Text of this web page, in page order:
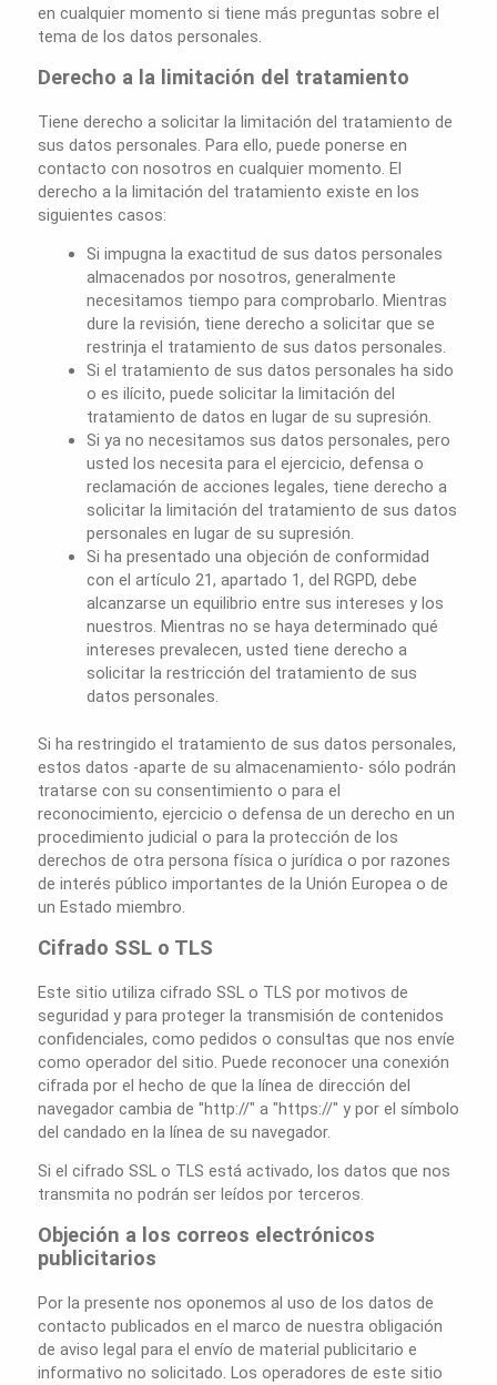
en cualquier momento si tiene más preguntas sobre el
tema de los datos personales.
Derecho a la limitación del tratamiento
Tiene derecho a solicitar la limitación del tratamiento de
sus datos personales. Para ello, puede ponerse en
contacto con nosotros en cualquier momento. El
derecho a la limitación del tratamiento existe en los
siguientes casos:
Si impugna la exactitud de sus datos personales
almacenados por nosotros, generalmente
necesitamos tiempo para comprobarlo. Mientras
dure la revisión, tiene derecho a solicitar que se
restrinja el tratamiento de sus datos personales.
Si el tratamiento de sus datos personales ha sido
o es ilícito, puede solicitar la limitación del
tratamiento de datos en lugar de su supresión.
Si ya no necesitamos sus datos personales, pero
usted los necesita para el ejercicio, defensa o
reclamación de acciones legales, tiene derecho a
solicitar la limitación del tratamiento de sus datos
personales en lugar de su supresión.
Si ha presentado una objeción de conformidad
con el artículo 21, apartado 1, del RGPD, debe
alcanzarse un equilibrio entre sus intereses y los
nuestros. Mientras no se haya determinado qué
intereses prevalecen, usted tiene derecho a
solicitar la restricción del tratamiento de sus
datos personales.
Si ha restringido el tratamiento de sus datos personales,
estos datos -aparte de su almacenamiento- sólo podrán
tratarse con su consentimiento o para el
reconocimiento, ejercicio o defensa de un derecho en un
procedimiento judicial o para la protección de los
derechos de otra persona física o jurídica o por razones
de interés público importantes de la Unión Europea o de
un Estado miembro.
Cifrado SSL o TLS
Este sitio utiliza cifrado SSL o TLS por motivos de
seguridad y para proteger la transmisión de contenidos
confidenciales, como pedidos o consultas que nos envíe
como operador del sitio. Puede reconocer una conexión
cifrada por el hecho de que la línea de dirección del
navegador cambia de "http://" a "https://" y por el símbolo
del candado en la línea de su navegador.
Si el cifrado SSL o TLS está activado, los datos que nos
transmita no podrán ser leídos por terceros.
Objeción a los correos electrónicos
publicitarios
Por la presente nos oponemos al uso de los datos de
contacto publicados en el marco de nuestra obligación
de aviso legal para el envío de material publicitario e
informativo no solicitado. Los operadores de este sitio